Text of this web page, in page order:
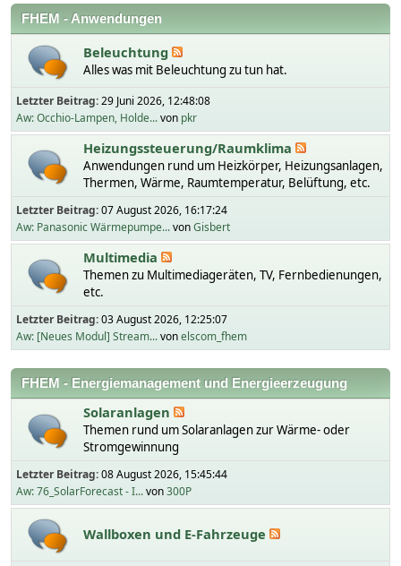
FHEM - Anwendungen
Beleuchtung
Alles was mit Beleuchtung zu tun hat.
Letzter Beitrag:29 Juni 2026, 12:48:08
Aw: Occhio-Lampen, Holde...von pkr
Heizungssteuerung/Raumklima
Anwendungen rund um Heizkörper, Heizungsanlagen,
Thermen, Wärme, Raumtemperatur, Belüftung, etc.
Letzter Beitrag:07 August 2026, 16:17:24
Aw: Panasonic Wärmepumpe...vonGisbert
Multimedia
Themen zu Multimediageräten, TV, Fernbedienungen,
etc.
Letzter Beitrag:03 August 2026, 12:25:07
Aw: [Neues Modul] Stream...vonelscom_fhem
FHEM - Energiemanagement und Energieerzeugung
Solaranlagen
Themen rund um Solaranlagen zur Wärme- oder
Stromgewinnung
Letzter Beitrag:08 August 2026, 15:45:44
Aw: 76_SolarForecast - I...von300P
Wallboxen und E-Fahrzeuge